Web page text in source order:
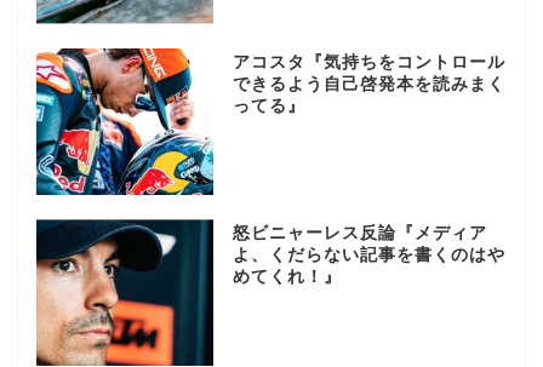
アコスタ『気持ちをコントロール
できるよう自己啓発本を読みまく
ってる』
怒ビニャーレス反論『メディア
よ、くだらない記事を書くのはや
めてくれ！』